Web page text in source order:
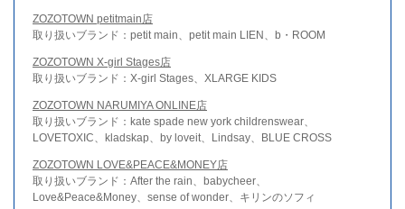
ZOZOTOWN petitmain店
取り扱いブランド：petit main、petit main LIEN、b・ROOM
ZOZOTOWN X-girl Stages店
取り扱いブランド：X-girl Stages、XLARGE KIDS
ZOZOTOWN NARUMIYA ONLINE店
取り扱いブランド：kate spade new york childrenswear、
LOVETOXIC、kladskap、by loveit、Lindsay、BLUE CROSS
ZOZOTOWN LOVE&PEACE&MONEY店
取り扱いブランド：After the rain、babycheer、
Love&Peace&Money、sense of wonder、キリンのソフィ